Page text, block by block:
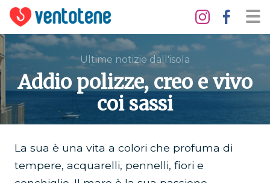
Ultime notizie dall'isola
Addio polizze, creo e vivo
coi sassi
La sua è una vita a colori che profuma di
tempere, acquarelli, pennelli, fiori e